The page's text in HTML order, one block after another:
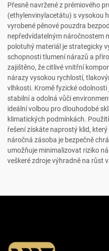
Přesně navržené z prémiového
(ethylenvinylacetátu) s vysokou
vyrobené pěnové pouzdra
nepředvídatelným náročnostem
polotuhý materiál je strategicky
schopnosti tlumení nárazů a
zajištěno, že citlivé vnitřní
nárazy vysokou rychlostí,
vlhkosti. Kromě fyzické
stabilní a odolná vůči
ideální volbou pro dlouhodobé
klimatických podmínkách.
řešení získáte naprostý klid,
náročná zásoba je bezpečně
umožňuje minimalizovat riziko
veškeré zdroje výhradně na růst